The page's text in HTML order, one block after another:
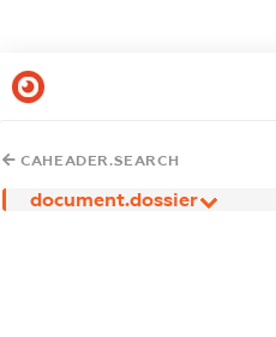
CAHEADER.SEARCH
document.dossier